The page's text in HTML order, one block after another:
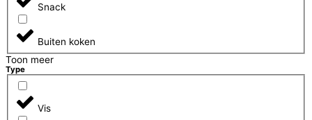
Snack
Buiten koken
Toon meer
Type
Vis